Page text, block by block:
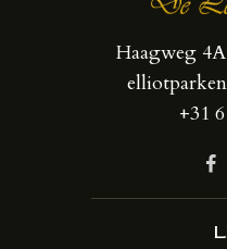
Haagweg
+31